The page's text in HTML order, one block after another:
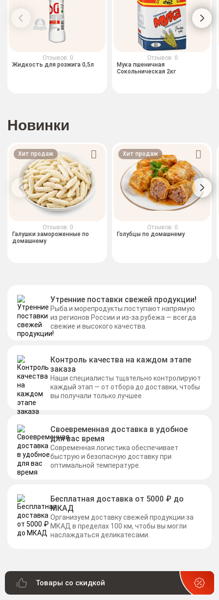
Отзывов: 0
Жидкость для розжига 0,5л
Отзывов: 0
Мука пшеничная
Сокольническая 2кг
Новинки
Хит продаж
Отзывов: 0
Галушки замороженные по
домашнему
Хит продаж
Отзывов: 0
Голубцы по домашнему
Утренние поставки свежей продукции!
Рыба и морепродукты поступают напрямую
из регионов России и из-за рубежа — всегда
свежие и высокого качества.
Контроль качества на каждом этапе
заказа
Наши специалисты тщательно контролируют
каждый этап — от отбора до доставки, чтобы
вы получали только лучшее.
Своевременная доставка в удобное
для вас время
Современная логистика обеспечивает
быструю и безопасную доставку при
оптимальной температуре.
Бесплатная доставка от 5000 ₽ до
МКАД
Организуем доставку свежей продукции за
МКАД в пределах 100 км, чтобы вы могли
наслаждаться деликатесами.
Товары со скидкой